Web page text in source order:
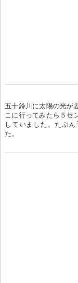
五十鈴川に太陽の光が
こに行ってみたら５セ
していました。たぶ
た。